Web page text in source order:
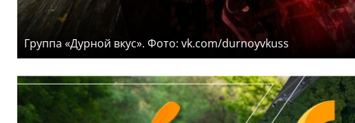
Группа «Дурной вкус». Фото: vk.com/durnoyvkuss